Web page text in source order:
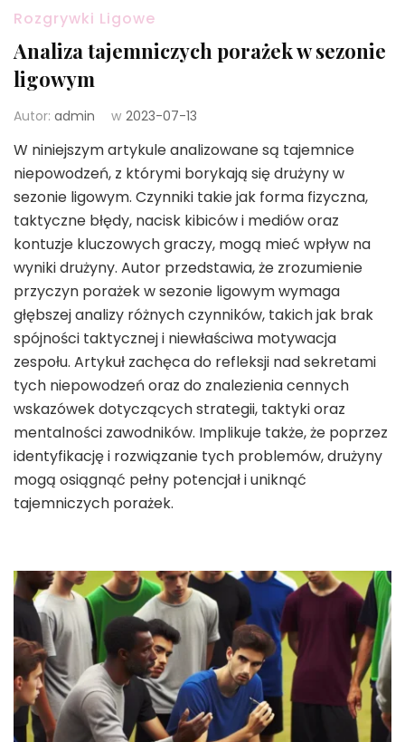
Rozgrywki Ligowe
Analiza tajemniczych porażek w sezonie
ligowym
Autor: admin w 2023-07-13
W niniejszym artykule analizowane są tajemnice
niepowodzeń, z którymi borykają się drużyny w
sezonie ligowym. Czynniki takie jak forma fizyczna,
taktyczne błędy, nacisk kibiców i mediów oraz
kontuzje kluczowych graczy, mogą mieć wpływ na
wyniki drużyny. Autor przedstawia, że zrozumienie
przyczyn porażek w sezonie ligowym wymaga
głębszej analizy różnych czynników, takich jak brak
spójności taktycznej i niewłaściwa motywacja
zespołu. Artykuł zachęca do refleksji nad sekretami
tych niepowodzeń oraz do znalezienia cennych
wskazówek dotyczących strategii, taktyki oraz
mentalności zawodników. Implikuje także, że poprzez
identyfikację i rozwiązanie tych problemów, drużyny
mogą osiągnąć pełny potencjał i uniknąć
tajemniczych porażek.